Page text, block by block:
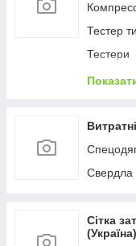
Тестер
Тестери
Свердла
Сітка
(Україна)